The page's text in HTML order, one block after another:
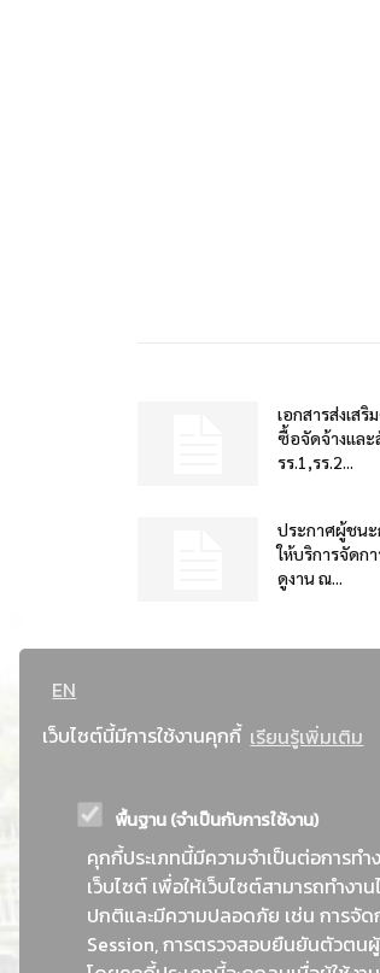
EN
เว็บไซต์นี้มีการใช้งานคุกกี้ เรียนรู้เพิ่มเติม
พื้นฐาน (จำเป็นกับการใช้งาน)
คุกกี้ประเภทนี้มีความจำเป็นต่อการทำ
เว็บไซต์ เพื่อให้เว็บไซต์สามารถทำงา
ปกติและมีความปลอดภัย เช่น การจัด
Session, การตรวจสอบยืนยันตัวตนผู้
เอกสารส่งเสริ
ซื้อจัดจ้างแล
รร.1,รร.2...
ประกาศผู้ชนะ
ให้บริการจัดก
ดูงาน ณ...
ที่อยู่ : 184 ถนนพระรามที่ 4 แข
กรุงเทพมหานคร 10110 ติดต่
ประเทศไทย Call
การยาสูบแห่งประเทศไทย พระน
อ.อุทัย จ.พระนครศรีอยุธยา